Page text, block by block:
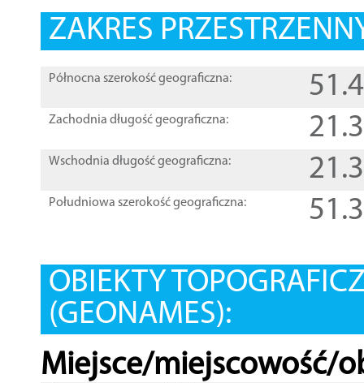
ZAKRES
Północna szerokość geograficzna:
Zachodnia długość geograficzna:
Wschodnia długość geograficzna:
Południowa szerokość geograficzna:
OBIEKTY
(GEONAMES):
Miejsce/miejscowość/